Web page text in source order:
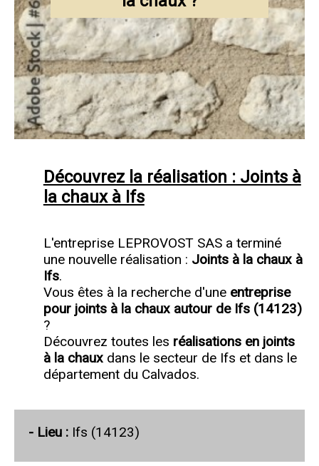
Découvrez la réalisation : Joints à
la chaux à Ifs
L'entreprise LEPROVOST SAS a terminé
une nouvelle réalisation : Joints à la chaux à
Ifs.
Vous êtes à la recherche d'une entreprise
pour joints à la chaux autour de Ifs (14123)
?
Découvrez toutes les réalisations en joints
à la chauxdans le secteur de Ifs et dans le
département du Calvados.
- Lieu : Ifs (14123)